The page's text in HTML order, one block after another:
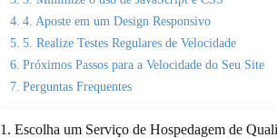
4. Aposte em um Design Responsivo
5. Realize Testes Regulares de Velocidade
Próximos Passos para a Velocidade do Seu Site
Perguntas Frequentes
1. Escolha um Serviço de Hospedagem de